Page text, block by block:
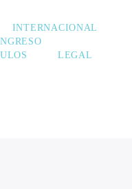
INTERNACIONAL
LEGAL